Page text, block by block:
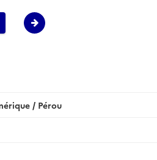
/ Pérou